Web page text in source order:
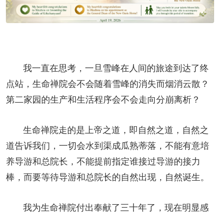
我一直在思考，一旦雪峰在人间的旅途到达了终
点站，生命禅院会不会随着雪峰的消失而烟消云散？
第二家园 的生产和生活程序会不会走向分崩离析？
生命禅院走的是上帝之道，即自然之道，自然之
道告诉我们，一切会水到渠成瓜熟蒂落，不能有意培
养导游和总院长，不能提前指定谁接过导游的接力
棒，而要等待导游和总院长的自然出现，自然诞生。
我为生命禅院付出奉献了三十年了，现在明显感